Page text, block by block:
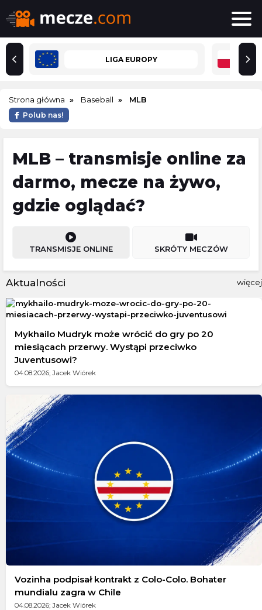
LIGA EUROPY
Strona główna Baseball MLB
Polub nas!
MLB – transmisje online za
darmo, mecze na żywo,
gdzie oglądać?
TRANSMISJE ONLINE SKRÓTY MECZÓW
Aktualności więcej
Mykhailo Mudryk może wrócić do gry po 20
miesiącach przerwy. Wystąpi przeciwko
Juventusowi?
04.08.2026; Jacek Wiórek
Vozinha podpisał kontrakt z Colo-Colo. Bohater
mundialu zagra w Chile
04.08.2026; Jacek Wiórek